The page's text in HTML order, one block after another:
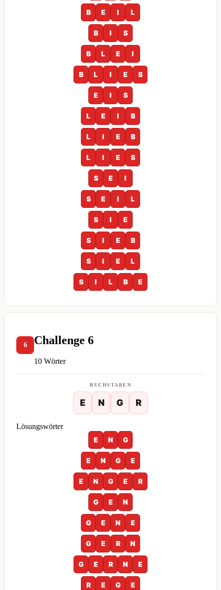
B E I L
B I S
B L E I
B L I E S
E I S
L E I B
L I E B
L I E S
S E I
S E I L
S I E
S I E B
S I E L
S I L B E
6 Challenge 6
10 Wörter
BUCHSTABEN
E N G R
Lösungswörter
E
N G
E N G E
E N G E R
G E N
G E N E
G E R N
G E R N E
R E G E